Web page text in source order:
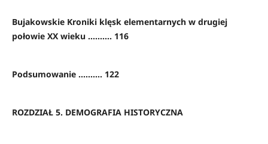
Bujakowskie Kroniki klęsk elementarnych w drugiej
połowie XX wieku .......... 116
Podsumowanie .......... 122
ROZDZIAŁ 5. DEMOGRAFIA HISTORYCZNA